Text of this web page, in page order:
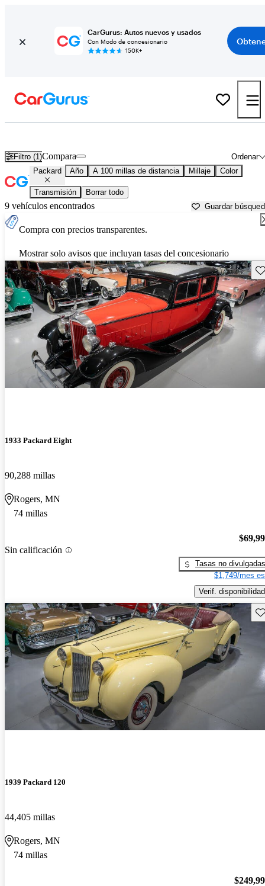
CarGurus: Autos nuevos y usados
Con Modo de concesionario
150K+
Filtro (1) Ordenar
Compara
Packard Año A 100 millas de distancia Millaje Color
Transmisión Borrar todo
9 vehículos encontrados Guardar
Compra con precios transparentes.
Mostrar solo avisos que incluyan tasas del concesionario
1933 Packard Eight
90,288 millas
Rogers, MN
74 millas
Sin calificación
Tasas no divulgadas
$1,749/mes
Verif. disponibilidad
1939 Packard 120
44,405 millas
Rogers, MN
74 millas